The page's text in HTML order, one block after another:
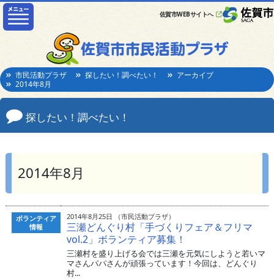
佐賀市WEBサイトへ
市民活動プラザ 探したい！調べたい！
アーカイブ
2014年8月
探したい！調べたい！
2014年8月
ボランティア
情報
2014年8月25日 （市民活動プラザ）
三瀬どんぐり村「手づくりフェア＆フリマ
vol.2」ボランティア募集！
三瀬村を盛り上げる会では三瀬を元気にしようと若いマ
マさんパパさんが頑張っています！今回は、どんぐり
村...